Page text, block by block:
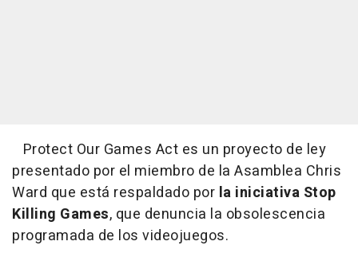
Protect Our Games Act es un proyecto de ley
presentado por el miembro de la Asamblea Chris
Ward que está respaldado por la iniciativa Stop
Killing Games, que denuncia la obsolescencia
programada de los videojuegos.